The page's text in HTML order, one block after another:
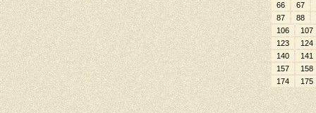
66
67
87
88
106
107
123
124
140
141
157
158
174
175